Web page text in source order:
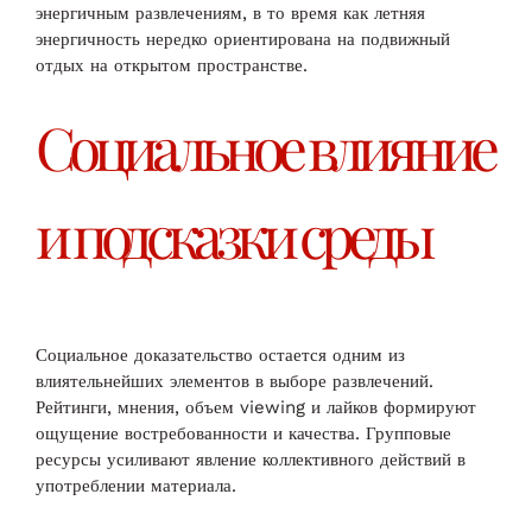
энергичным развлечениям, в то время как летняя
энергичность нередко ориентирована на подвижный
отдых на открытом пространстве.
Социальное влияние
и подсказки среды
Социальное доказательство остается одним из
влиятельнейших элементов в выборе развлечений.
Рейтинги, мнения, объем viewing и лайков формируют
ощущение востребованности и качества. Групповые
ресурсы усиливают явление коллективного действий в
употреблении материала.